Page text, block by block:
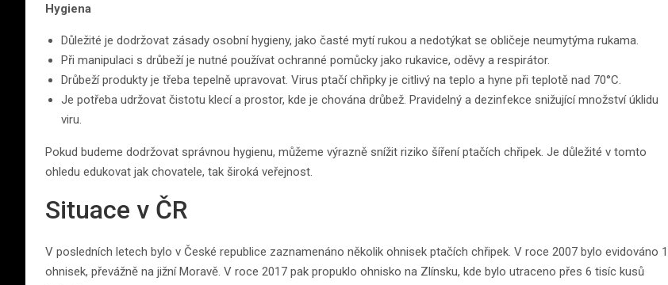
Hygiena
Důležité je dodržovat zásady osobní hygieny, jako časté mytí rukou a nedotýkat se obličeje neumytýma rukama.
Při manipulaci s drůbeží je nutné používat ochranné pomůcky jako rukavice, oděvy a respirátor.
Drůbeží produkty je třeba tepelně upravovat. Virus ptačí chřipky je citlivý na teplo a hyne při teplotě nad 70°C.
Je potřeba udržovat čistotu klecí a prostor, kde je chována drůbež. Pravidelný a dezinfekce snižující množství úklidu
viru.
Pokud budeme dodržovat správnou hygienu, můžeme výrazně snížit riziko šíření ptačích chřipek. Je důležité v tomto
ohledu edukovat jak chovatele, tak široká veřejnost.
Situace v ČR
V posledních letech bylo v České republice zaznamenáno několik ohnisek ptačích chřipek. V roce 2007 bylo evidováno
ohnisek, převážně na jižní Moravě. V roce 2017 pak propuklo ohnisko na Zlínsku, kde bylo utraceno přes 6 tisíc kusů